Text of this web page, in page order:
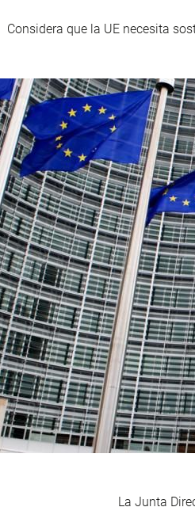
Considera que la UE necesita
La Junta